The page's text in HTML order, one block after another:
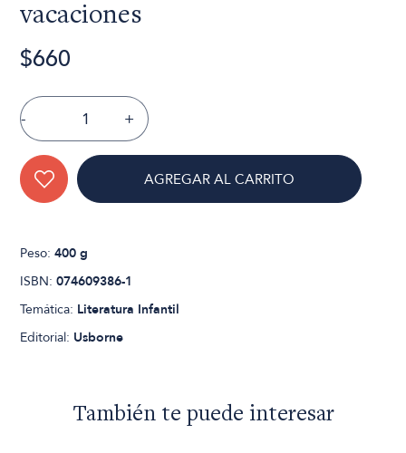
vacaciones
$660
- +
AGREGAR AL CARRITO
Peso:400 g
ISBN:074609386-1
Temática: Literatura Infantil
Editorial: Usborne
También te puede interesar